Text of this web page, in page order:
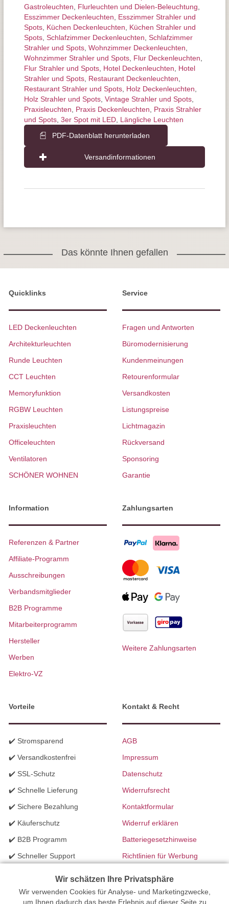
Gastroleuchten
Flurleuchten und Dielen-Beleuchtung
Esszimmer Deckenleuchten
Esszimmer Strahler und
Spots Küchen Deckenleuchten
Küchen Strahler und
Spots Schlafzimmer Deckenleuchten Schlafzimmer
Strahler und Spots Wohnzimmer Deckenleuchten
Wohnzimmer Strahler und Spots Flur Deckenleuchten
Flur Strahler und Spots Hotel Deckenleuchten
Hotel
Strahler und Spots Restaurant Deckenleuchten
Restaurant Strahler und Spots Holz Deckenleuchten
Holz Strahler und Spots Vintage Strahler und Spots
Praxisleuchten
Praxis Deckenleuchten
Praxis Strahler
und Spots 3er Spot mit LED Längliche Leuchten
PDF-Datenblatt herunterladen
Versandinformationen
Das könnte Ihnen gefallen
Quicklinks
LED Deckenleuchten
Architekturleuchten
Runde Leuchten
CCT Leuchten
Memoryfunktion
RGBW Leuchten
Praxisleuchten
Officeleuchten
Ventilatoren
SCHÖNER WOHNEN
Service
Fragen und Antworten
Büromodernisierung
Kundenmeinungen
Retourenformular
Versandkosten
Listungspreise
Lichtmagazin
Rückversand
Sponsoring
Garantie
Information
Referenzen & Partner
Affiliate-Programm
Ausschreibungen
Verbandsmitglieder
B2B Programme
Mitarbeiterprogramm
Hersteller
Werben
Elektro-VZ
Zahlungsarten
Weitere Zahlungsarten
Vorteile
✔️ Stromsparend
✔️ Versandkostenfrei
✔️ SSL-Schutz
✔️ Schnelle Lieferung
✔️ Sichere Bezahlung
✔️ Käuferschutz
✔️ B2B Programm
✔️ Schneller Support
Kontakt & Recht
AGB
Impressum
Datenschutz
Widerrufsrecht
Kontaktformular
Widerruf erklären
Batteriegesetzhinweise
Richtlinien für Werbung
Ihr Onlinefachhandel für Beleuchtung seit 2012 | Erstellt mit
Wir schätzen Ihre Privatsphäre
Wir verwenden Cookies für Analyse- und Marketingzwecke,
um Ihnen dadurch das beste Erlebnis auf dieser Seite zu